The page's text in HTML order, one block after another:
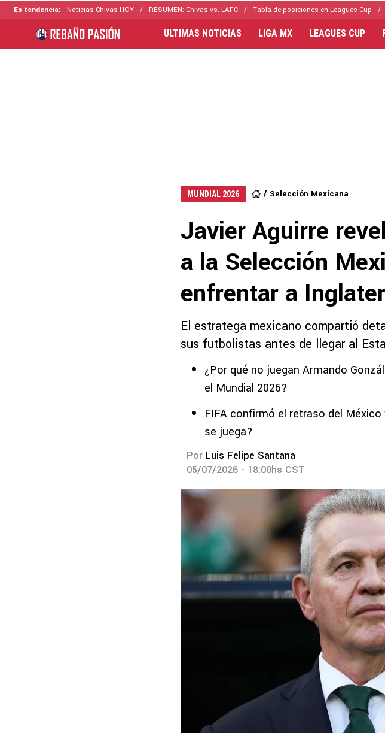
Es tendencia: Noticias Chivas HOY RESUMEN: Chivas vs. LAFC Tabla de posiciones en Leagues Cup
ULTIMAS NOTICIAS LIGA MX LEAGUES CUP
MUNDIAL 2026 Selección Mexicana
Javier Aguirre
a la Selección
enfrentar a
El estratega mexicano compartió
sus futbolistas antes de llegar al
¿Por qué no juegan Armando
el Mundial 2026?
FIFA confirmó el retraso del
se juega?
Por Luis Felipe Santana
05/07/2026 - 18:00hs CST